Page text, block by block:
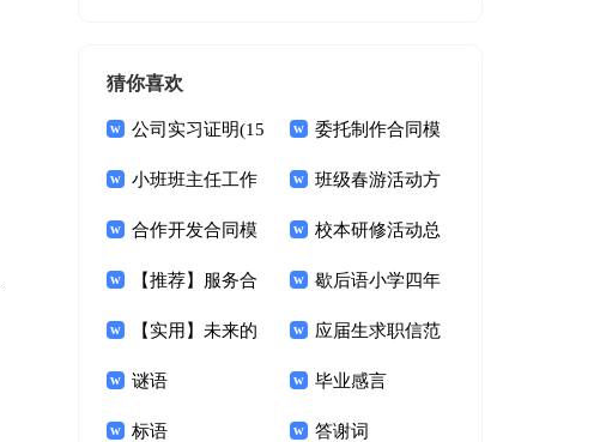
猜你喜欢
公司实习证明(15
篇)
委托制作合同模
板汇总7篇
小班班主任工作
总结
班级春游活动方
案
合作开发合同模
板锦集五篇
校本研修活动总
结
【推荐】服务合
同范文汇总9篇
歇后语小学四年
级下册
【实用】未来的
想象作文9篇
应届生求职信范
文(集锦15篇)
谜语 毕业感言
标语 答谢词